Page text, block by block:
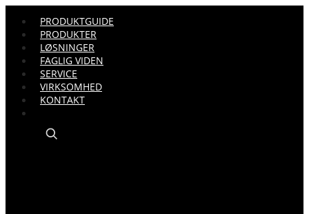
PRODUKTGUIDE
PRODUKTER
LØSNINGER
FAGLIG VIDEN
SERVICE
VIRKSOMHED
KONTAKT